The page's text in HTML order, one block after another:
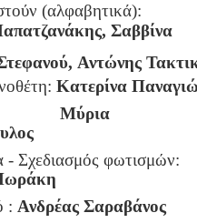
(αλφαβητικά):
Σαββίνα
Αντώνης
Κατερίνα
Μύρια
- Σχεδιασμός φωτισμών:
: Ανδρέας Σαραβάνος